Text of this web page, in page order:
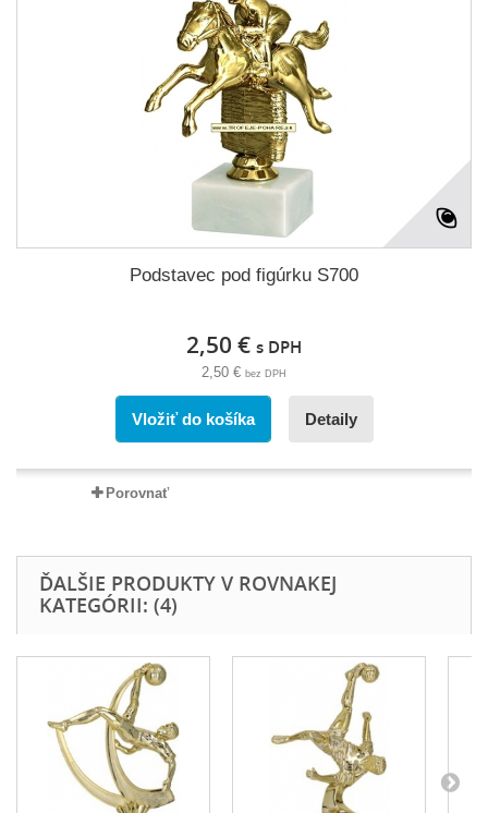
Podstavec pod figúrku S700
2,50 € s DPH
2,50 € bez DPH
Vložiť do košíka Detaily
Porovnať
ĎALŠIE PRODUKTY V ROVNAKEJ
KATEGÓRII: (4)